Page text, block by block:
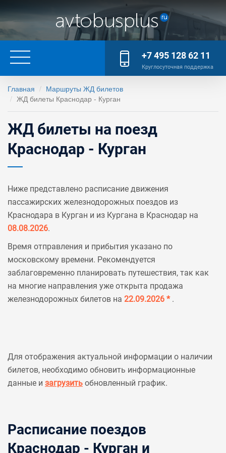
+7 495 128 62 11
Круглосуточная поддержка
Главная
Маршруты ЖД билетов
ЖД билеты Краснодар - Курган
ЖД билеты на поезд
Краснодар - Курган
Ниже представлено расписание движения
пассажирских железнодорожных поездов из
Краснодара в Курган и из Кургана в Краснодар на
08.08.2026.
Время отправления и прибытия указано по
московскому времени. Рекомендуется
заблаговременно планировать путешествия, так как
на многие направления уже открыта продажа
железнодорожных билетов на 22.09.2026 * .
Для отображения актуальной информации о наличии
билетов, необходимо обновить информационные
данные и загрузить обновленный график.
Расписание поездов
Краснодар - Курган и